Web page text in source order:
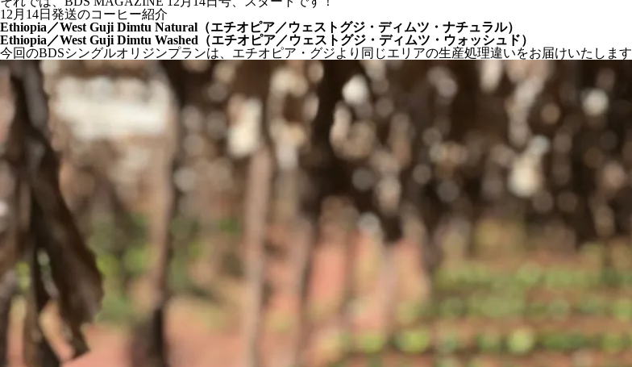
12月14日発送のコーヒー紹介
Ethiopia／West Guji Dimtu Natural（エチオピア／ウェストグジ・ディムツ・ナチュラル）
Ethiopia／West Guji Dimtu Washed（エチオピア／ウェストグジ・ディムツ・ウォッシュド）
今回のBDSシングルオリジンプランは、エチオピア・グジより同じエリアの生産処理違いをお届けいたします